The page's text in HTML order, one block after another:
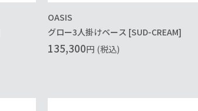
OASIS
グロー3人掛けベース [SUD-CREAM]
135,300円 (税込)